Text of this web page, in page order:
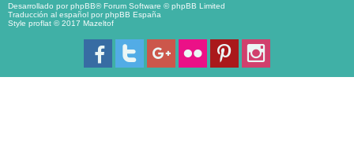
Desarrollado porphpBB® Forum Software © phpBB Limited
Traducción al español porphpBB España
Style proflat © 2017 Mazeltof